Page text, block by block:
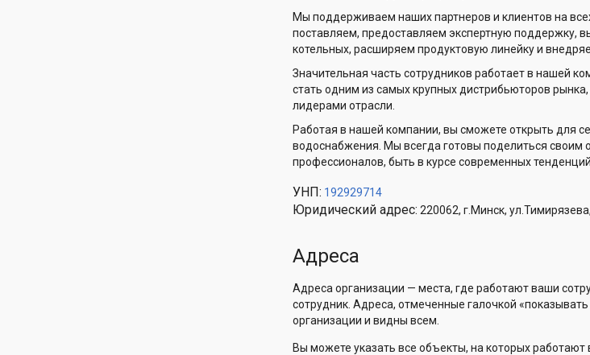
Мы поддерживаем наших партнеров и клиентов на
поставляем, предоставляем экспертную поддержку,
котельных, расширяем продуктовую линейку и
Значительная часть сотрудников работает в нашей
стать одним из самых крупных дистрибьюторов
лидерами отрасли.
Работая в нашей компании, вы сможете открыть для
водоснабжения. Мы всегда готовы поделиться своим
профессионалов, быть в курсе современных
УНП: 192929714
Юридический адрес: 220062, г.Минск,
Адреса
Адреса организации — места, где работают ваши
сотрудник. Адреса, отмеченные галочкой
организации и видны всем.
Вы можете указать все объекты, на которых